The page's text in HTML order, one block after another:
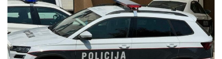
putu
Foča-
Trnovo